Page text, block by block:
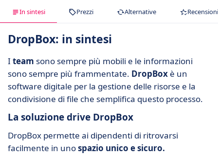
In sintesi Prezzi Alternative Recensioni
DropBox: in sintesi
I team sono sempre più mobili e le informazioni
sono sempre più frammentate. DropBox è un
software digitale per la gestione delle risorse e la
condivisione di file che semplifica questo processo.
La soluzione drive DropBox
DropBox permette ai dipendenti di ritrovarsi
facilmente in unospazio unico e sicuro.